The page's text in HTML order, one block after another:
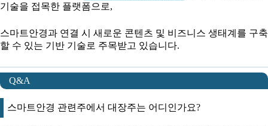
기술을 접목한 플랫폼으로,
스마트안경과 연결 시 새로운 콘텐츠 및 비즈니스 생태계를 구축
할 수 있는 기반 기술로 주목받고 있습니다.
Q&A
스마트안경 관련주에서 대장주는 어디인가요?